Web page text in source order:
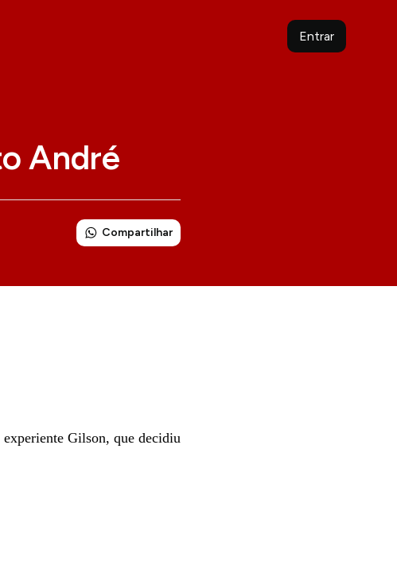
Entrar
André
Compartilhar
Gilson, que decidiu